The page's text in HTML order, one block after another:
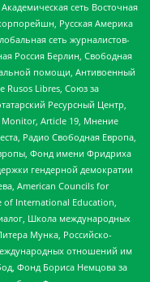
сеть Восточная
Русская Америка
сеть журналистов-
Россия Берлин, Свободная
помощи, Антивоенный
Rusos Libres, Союз за
Ресурсный Центр,
Monitor, Article 19, Мнение
Радио Свободная Европа,
Фонд имени Фридриха
гендерной демократии
American Councils for
of International Education,
Школа международных
Мунка, Российско-
отношений им
Фонд Бориса Немцова за